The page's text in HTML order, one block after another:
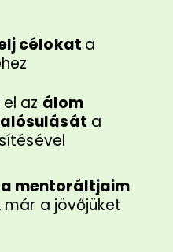
célokat a
az álom
a
mentoráltjaim
már a jövőjüket